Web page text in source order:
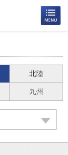
北陸
九州